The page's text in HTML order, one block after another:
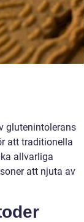
glutenintolerans
att traditionella
allvarliga
att njuta av